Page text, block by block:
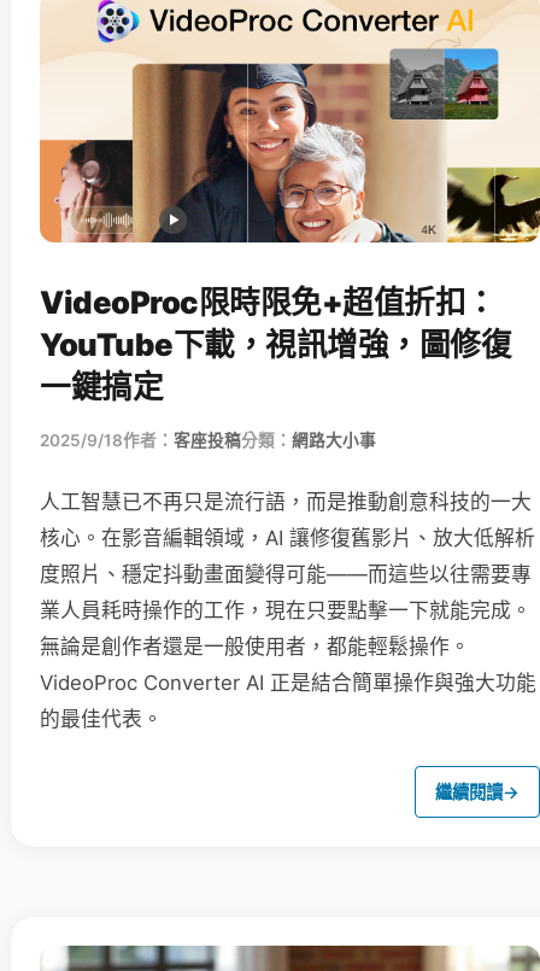
VideoProc限時限免+超值折扣：
YouTube下載，視訊增強，圖修復
一鍵搞定
2025/9/18作者： 客座投稿分類： 網路大小事
人工智慧已不再只是流行語，而是推動創意科技的一大
核心。在影音編輯領域，AI 讓修復舊影片、放大低解析
度照片、穩定抖動畫面變得可能——而這些以往需要專
業人員耗時操作的工作，現在只要點擊一下就能完成。
無論是創作者還是一般使用者，都能輕鬆操作。
VideoProc Converter AI 正是結合簡單操作與強大功能
的最佳代表。
繼續閱讀→